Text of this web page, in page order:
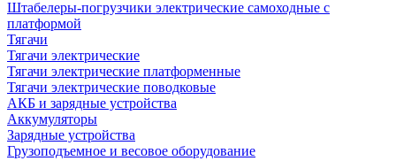
Штабелеры-погрузчики электрические самоходные с
платформой
Тягачи
Тягачи электрические
Тягачи электрические платформенные
Тягачи электрические поводковые
АКБ и зарядные устройства
Аккумуляторы
Зарядные устройства
Грузоподъемное и весовое оборудование